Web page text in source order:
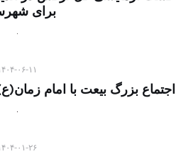
برای
۱۴۰۴-۰۶-
اجتماع بزرگ بیعت با امام
۱۴۰۴-۰۱-